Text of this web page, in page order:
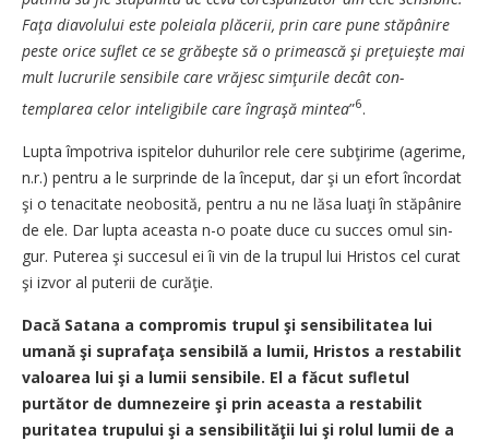
Faţa diavolului este po­leiala plăcerii, prin care pune stă­pânire
peste orice suflet ce se gră­beşte să o primească şi pre­ţu­ieş­te mai
mult lucrurile sensibi­le care vrăjesc simţurile decât con­
templarea celor inteligibile ca­re îngraşă mintea”6.
Lupta împotriva ispitelor du­hu­rilor rele cere subţirime (age­ri­­me,
n.r.) pentru a le surprinde de la început, dar şi un efort în­cor­dat
şi o tenacitate neobosită, pen­tru a nu ne lăsa luaţi în stă­pâ­ni­re
de ele. Dar lupta aceasta n-o poa­te duce cu succes omul sin­
gur. Pu­terea şi succesul ei îi vin de la tru­pul lui Hristos cel cu­rat
şi iz­vor al puterii de cu­ră­ţie.
Dacă Satana a compromis tru­pul şi sensibilitatea lui
uma­nă şi suprafaţa sensibilă a lumii, Hris­tos a restabilit
valoarea lui şi a lumii sensibile. El a făcut su­fle­­tul
purtător de dumnezeire şi prin aceasta a restabilit
purita­tea trupului şi a sensibilităţii lui şi rolul lumii de a